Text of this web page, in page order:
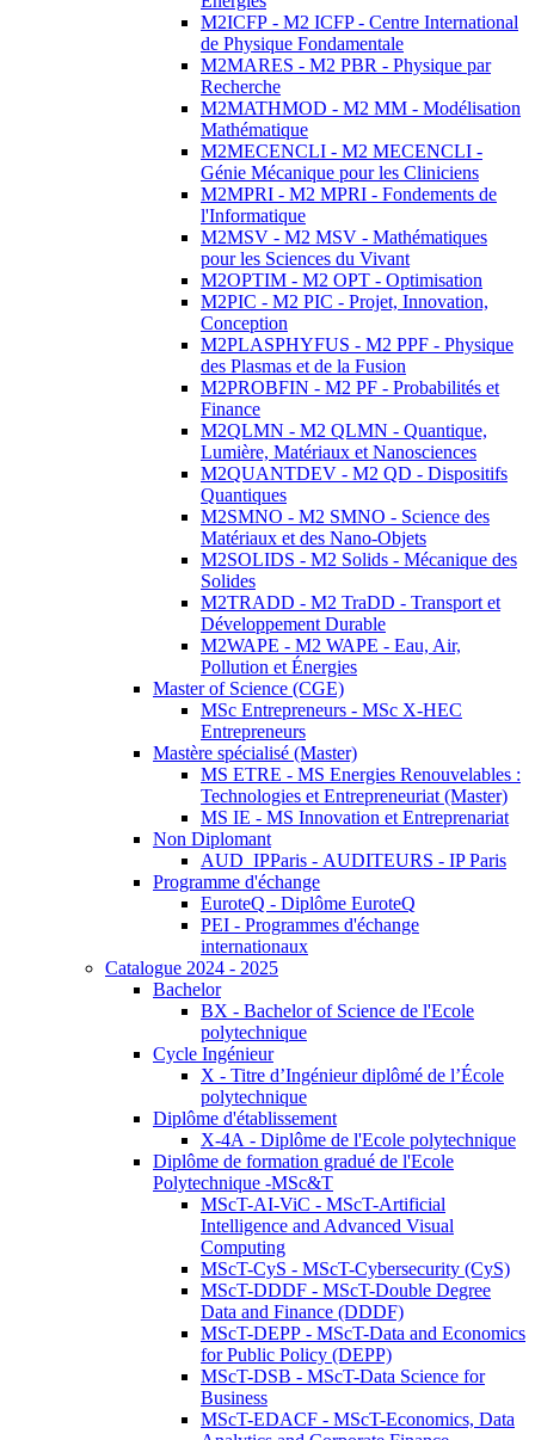
M2ICFP - M2 ICFP - Centre International
de Physique Fondamentale
M2MARES - M2 PBR - Physique par
Recherche
M2MATHMOD - M2 MM - Modélisation
Mathématique
M2MECENCLI - M2 MECENCLI -
Génie Mécanique pour les Cliniciens
M2MPRI - M2 MPRI - Fondements de
l'Informatique
M2MSV - M2 MSV - Mathématiques
pour les Sciences du Vivant
M2OPTIM - M2 OPT - Optimisation
M2PIC - M2 PIC - Projet, Innovation,
Conception
M2PLASPHYFUS - M2 PPF - Physique
des Plasmas et de la Fusion
M2PROBFIN - M2 PF - Probabilités et
Finance
M2QLMN - M2 QLMN - Quantique,
Lumière, Matériaux et Nanosciences
M2QUANTDEV - M2 QD - Dispositifs
Quantiques
M2SMNO - M2 SMNO - Science des
Matériaux et des Nano-Objets
M2SOLIDS - M2 Solids - Mécanique des
Solides
M2TRADD - M2 TraDD - Transport et
Développement Durable
M2WAPE - M2 WAPE - Eau, Air,
Pollution et Énergies
Master of Science (CGE)
MSc Entrepreneurs - MSc X-HEC
Entrepreneurs
Mastère spécialisé (Master)
MS ETRE - MS Energies Renouvelables :
Technologies et Entrepreneuriat (Master)
MS IE - MS Innovation et Entreprenariat
Non Diplomant
AUD_IPParis - AUDITEURS - IP Paris
Programme d'échange
EuroteQ - Diplôme EuroteQ
PEI - Programmes d'échange
internationaux
Catalogue 2024 - 2025
Bachelor
BX - Bachelor of Science de l'Ecole
polytechnique
Cycle Ingénieur
X - Titre d’Ingénieur diplômé de l’École
polytechnique
Diplôme d'établissement
X-4A - Diplôme de l'Ecole polytechnique
Diplôme de formation gradué de l'Ecole
Polytechnique -MSc&T
MScT-AI-ViC - MScT-Artificial
Intelligence and Advanced Visual
Computing
MScT-CyS - MScT-Cybersecurity (CyS)
MScT-DDDF - MScT-Double Degree
Data and Finance (DDDF)
MScT-DEPP - MScT-Data and Economics
for Public Policy (DEPP)
MScT-DSB - MScT-Data Science for
Business
MScT-EDACF - MScT-Economics, Data